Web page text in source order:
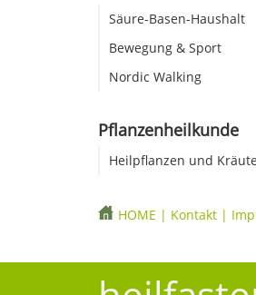
Säure-Basen-Haushalt
Bewegung & Sport
Nordic Walking
Pflanzenheilkunde
Heilpflanzen und
HOME | Kontakt|